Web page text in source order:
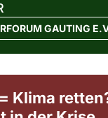
GAUTING
Klima